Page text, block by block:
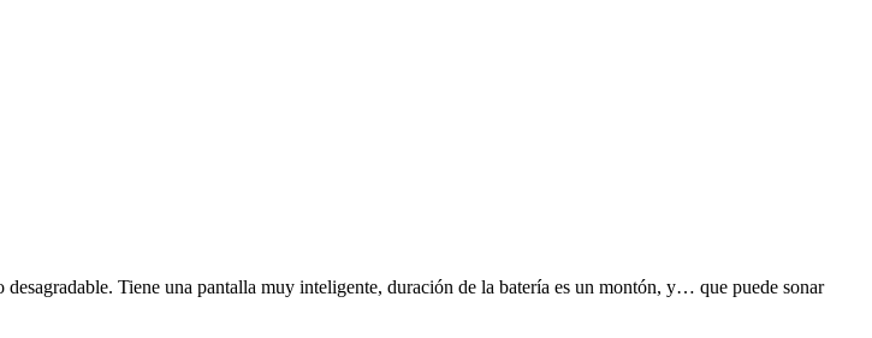
Tiene una pantalla muy inteligente, duración de la batería es un montón, y… que puede sonar